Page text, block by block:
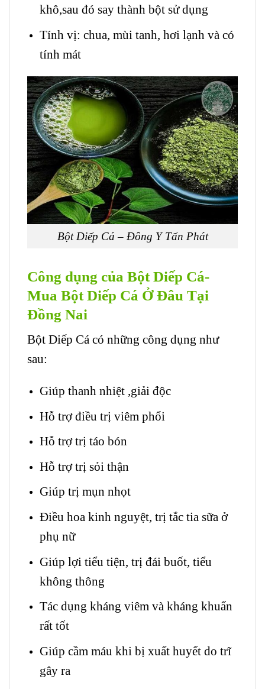
khô,sau đó say thành bột sử dụng
Tính vị: chua, mùi tanh, hơi lạnh và có
tính mát
Bột Diếp Cá – Đông Y Tấn Phát
Công dụng của Bột Diếp Cá-
Mua Bột Diếp Cá Ở Đâu Tại
Đồng Nai
Bột Diếp Cá có những công dụng như
sau:
Giúp thanh nhiệt ,giải độc
Hỗ trợ điều trị viêm phổi
Hỗ trợ trị táo bón
Hỗ trợ trị sỏi thận
Giúp trị mụn nhọt
Điều hoa kinh nguyệt, trị tắc tia sữa ở
phụ nữ
Giúp lợi tiểu tiện, trị đái buốt, tiểu
không thông
Tác dụng kháng viêm và kháng khuẩn
rất tốt
Giúp cầm máu khi bị xuất huyết do trĩ
gây ra